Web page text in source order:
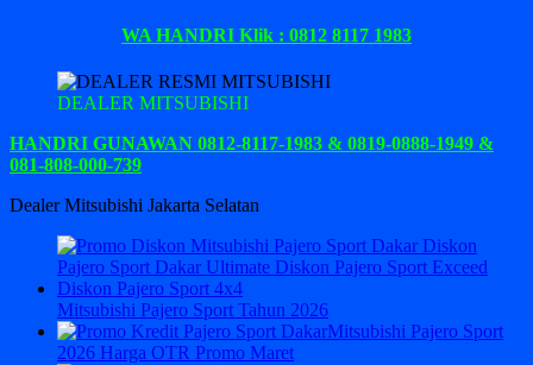
WA HANDRI Klik : 0812 8117 1983
DEALER MITSUBISHI
HANDRI GUNAWAN 0812-8117-1983 & 0819-0888-1949 &
081-808-000-739
Dealer Mitsubishi Jakarta Selatan
Mitsubishi Pajero Sport Tahun 2026
Mitsubishi Pajero Sport
2026 Harga OTR Promo Maret